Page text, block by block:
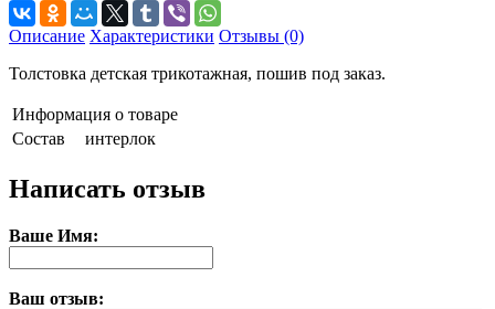
Описание Характеристики Отзывы (0)
Толстовка детская трикотажная, пошив под заказ.
Информация о товаре
Состав
интерлок
Написать отзыв
Ваше Имя:
Ваш отзыв: